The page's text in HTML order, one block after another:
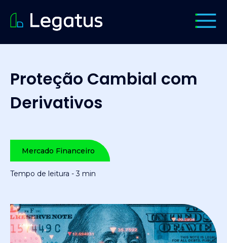
Proteção Cambial com
Derivativos
Mercado Financeiro
Tempo de leitura - 3 min